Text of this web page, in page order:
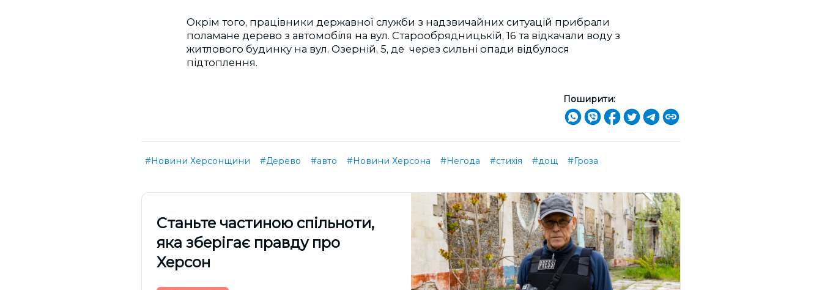
Окрім того, працівники державної служби з надзвичайних ситуацій прибрали
поламане дерево з автомобіля на вул. Старообрядницькій, 16 та відкачали воду з
житлового будинку на вул. Озерній, 5, де через сильні опади відбулося
підтоплення.
Поширити:
#Новини Херсонщини #Дерево #авто #Новини Херсона #Негода #стихія #дощ #Гроза
Cтаньте частиною спільноти,
яка зберігає правду про
Херсон